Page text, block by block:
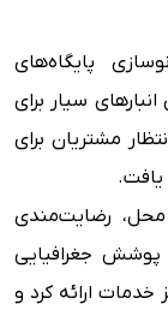
نوسازی پایگاه‌های
سیار برای
مشتریان برای
در محل، رضایت‌مندی
با پوشش جغرافیایی
ارائه کرد و